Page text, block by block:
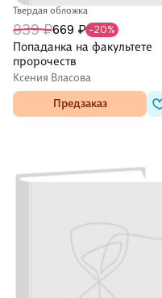
Твердая обложка
839 ₽669 ₽ -20%
Попаданка на факультете
пророчеств
Ксения Власова
Предзаказ